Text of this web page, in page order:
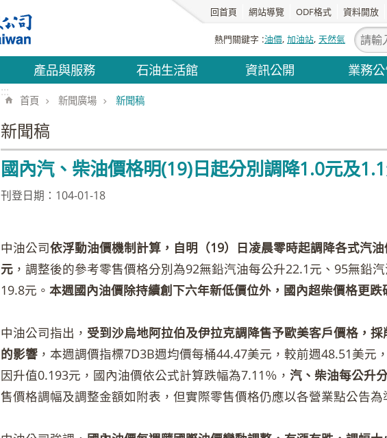
回首頁 網站導覽 ODF格式 資料開放
熱門關鍵字 油價 加油站 天然氣
產品與服務 石油生活館 資訊公開 業務
:::
首頁 新聞廣場 新聞稿
新聞稿
國內汽、柴油價格明(19)日起分別調降1.0元及
刊登日期：104-01-18
中油公司依浮動油價機制計算，自明（19）日凌晨零時起調降各式汽
元 ，調整後的參考零售價格分別為92無鉛汽油每公升22.1元、95無鉛
19.8元。 本週國內油價除持續創下六年新低價位外，國內超柴價格更跌
中油公司指出， 受到沙烏地阿拉伯及伊拉克調降售予歐美客戶價格，
的影響 ，本週調價指標7D3B週均價每桶44.47美元，較前週48.51美元
因升值0.193元，國內油價依公式計算跌幅為7.11％， 汽、柴油每公升
售價格調幅及調整金額如附表，但實際零售價格仍應以各營業點公告為